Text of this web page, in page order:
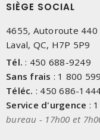
SIÈGE SOCIAL
4655, Autoroute 440
Laval, QC, H7P 5P9
Tél. : 450 688-9249
Sans frais : 1 800
Téléc. : 450 686-
Service d'urgence :
bureau - 17h00 et